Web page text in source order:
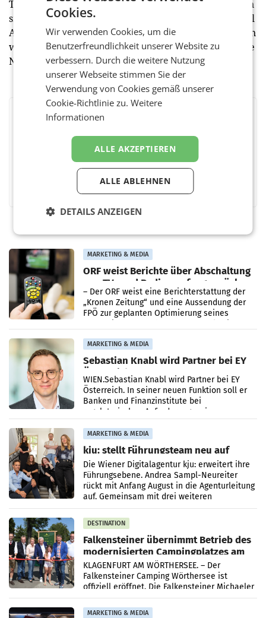
Telekom und Gastro Hero. Conversion Optimierungen
sind ebenso seine Verantwortung als Technical Digital
Analyst wie Webanalyse und -entwicklung für Kunden
wie Andermatt Swiss Alps, O2 | Telefonica oder Share
Now.
BEWERTEN SIE DIESEN ARTIKEL
MessengerWhatsAppLinkedInXING
MARKETING & MEDIA
ORF weist Berichte über Abschaltung
von TV- und Radioempfang zurück
– Der ORF weist eine Berichterstattung der
„Kronen Zeitung“ und eine Aussendung der
FPÖ zur geplanten Optimierung seines
MARKETING & MEDIA
Sebastian Knabl wird Partner bei EY
Österreich
WIEN.Sebastian Knabl wird Partner bei EY
Österreich. In seiner neuen Funktion soll er
Banken und Finanzinstitute bei
regulatorischen Anforderungen, im
Risikomanagement und bei
Transformationsprojekten
MARKETING & MEDIA
kju: stellt Führungsteam neu auf
Die Wiener Digitalagentur kju: erweitert ihre
Führungsebene. Andrea Sampl-Neureiter
rückt mit Anfang August in die Agenturleitung
auf. Gemeinsam mit drei weiteren
Neubesetzungen entsteht
DESTINATION
Falkensteiner übernimmt Betrieb des
modernisierten Campingplatzes am
Wörthersee
KLAGENFURT AM WÖRTHERSEE. – Der
Falkensteiner Camping Wörthersee ist
offiziell eröffnet. Die Falkensteiner Michaeler
Tourism Group (FMTG) und die Stadtwerke
Klagenfurt haben den
MARKETING & MEDIA
Cookies.
Wir verwenden Cookies, um die
Benutzerfreundlichkeit unserer Website zu
verbessern. Durch die weitere Nutzung
unserer Webseite stimmen Sie der
Verwendung von Cookies gemäß unserer
Cookie-Richtlinie zu.Weitere
Informationen
ALLE AKZEPTIEREN
ALLE ABLEHNEN
DETAILS ANZEIGEN